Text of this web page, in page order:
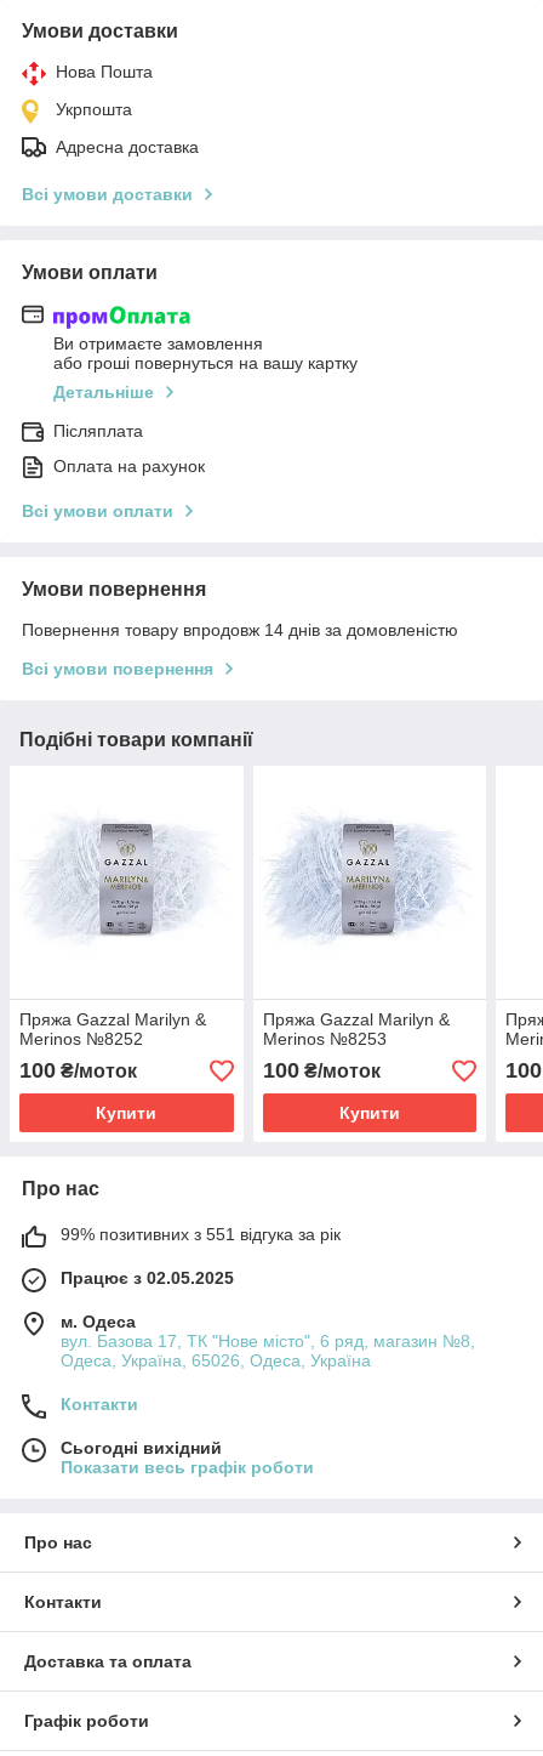
Умови доставки
Нова Пошта
Укрпошта
Адресна доставка
Всі умови доставки
Умови оплати
Ви отримаєте замовлення
або гроші повернуться на вашу картку
Детальніше
Післяплата
Оплата на рахунок
Всі умови оплати
Умови повернення
Повернення товару впродовж 14 днів за домовленістю
Всі умови повернення
Подібні товари компанії
Пряжа Gazzal Marilyn &
Merinos №8252
100 ₴/моток
Купити
Пряжа Gazzal Marilyn &
Merinos №8253
100₴/моток
Купити
100
Про нас
99% позитивних з 551 відгука за рік
Працює з 02.05.2025
м. Одеса
вул. Базова 17, ТК "Нове місто", 6 ряд, магазин №8,
Одеса, Україна, 65026, Одеса, Україна
Контакти
Сьогодні вихідний
Показати весь графік роботи
Про нас
Контакти
Доставка та оплата
Графік роботи